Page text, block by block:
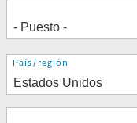
Dirección
País/región